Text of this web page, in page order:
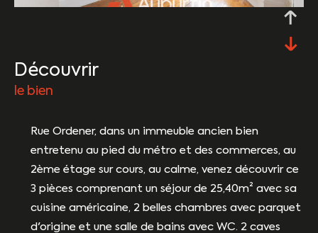
découvrir
le bien
Rue Ordener, dans un immeuble ancien bien
entretenu au pied du métro et des commerces, au
2ème étage sur cours, au calme, venez découvrir ce
3 pièces comprenant un séjour de 25,40m² avec sa
cuisine américaine, 2 belles chambres avec parquet
d'origine et une salle de bains avec WC. 2 caves